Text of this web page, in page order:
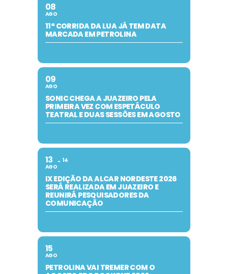
08
AGO
11ª CORRIDA DA LUA JÁ TEM DATA
MARCADA EM PETROLINA
09
AGO
SONIC CHEGA A JUAZEIRO PELA
PRIMEIRA VEZ COM ESPETÁCULO
TEATRAL E DUAS SESSÕES EM AGOSTO
13
AGO
14
IX EDIÇÃO DA ALCAR NORDESTE 2026
SERÁ REALIZADA EM JUAZEIRO E
REUNIRÁ PESQUISADORES DA
COMUNICAÇÃO
15
AGO
PETROLINA VAI TREMER COM O